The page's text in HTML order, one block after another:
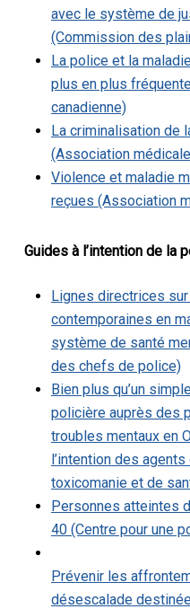
avec le système de
(Commission des
La police et la
plus en plus
canadienne)
La criminalisation de
(Association
Violence et maladie
reçues (Association
Guides à l’intention de la
Lignes directrices
contemporaines en
système de santé
des chefs de police)
Bien plus qu’un
policière auprès des
troubles mentaux en
l’intention des
toxicomanie et de
Personnes atteintes
40 (Centre pour une
Prévenir les
désescalade